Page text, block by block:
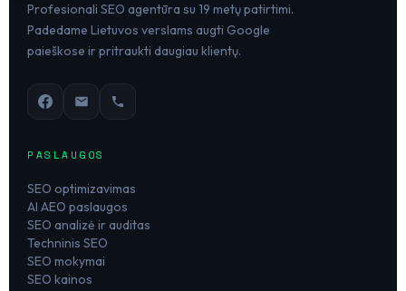
Profesionali SEO agentūra su 19 metų patirtimi.
Padedame Lietuvos verslams augti Google
paieškose ir pritraukti daugiau klientų.
PASLAUGOS
SEO optimizavimas
AI AEO paslaugos
SEO analizė ir auditas
Techninis SEO
SEO mokymai
SEO kainos